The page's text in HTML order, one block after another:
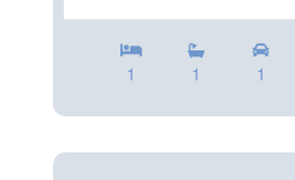
1 1 1